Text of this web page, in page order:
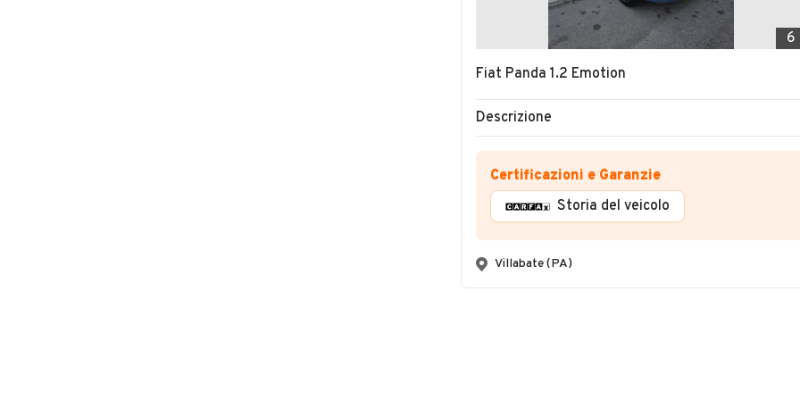
6
Fiat Panda 1.2 Emotion
Descrizione
Certificazioni e Garanzie
Storia del veicolo
Villabate (PA)